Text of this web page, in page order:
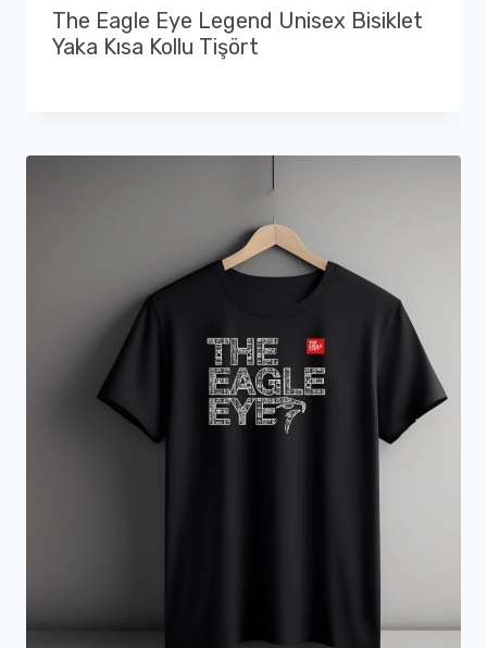
The Eagle Eye Legend Unisex Bisiklet
Yaka Kısa Kollu Tişört